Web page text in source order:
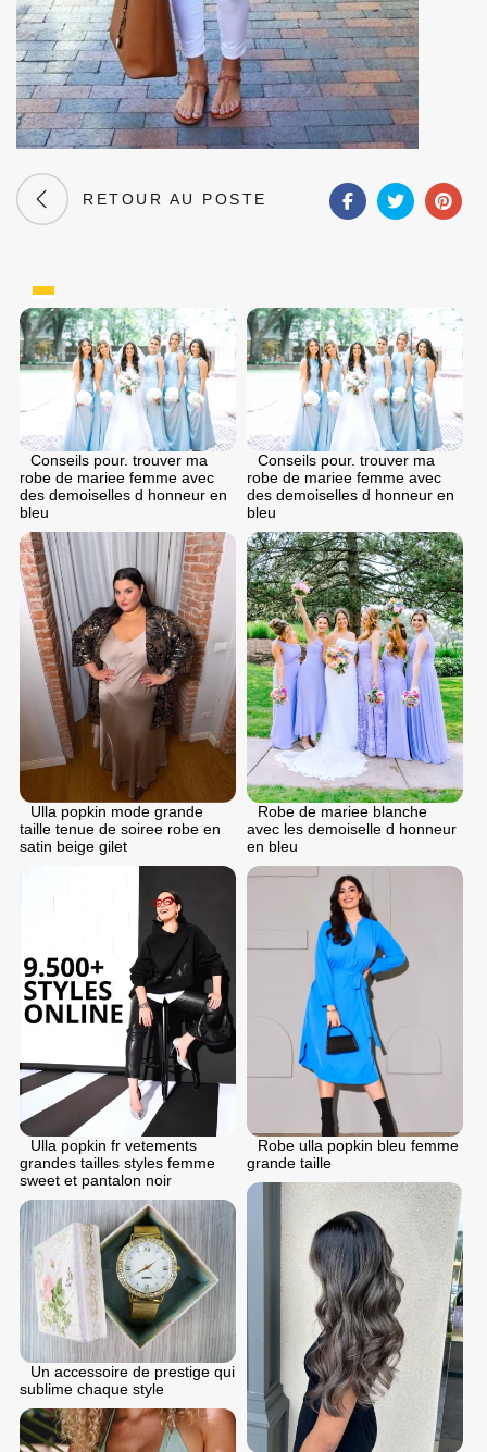
RETOUR AU POSTE
Conseils pour. trouver ma
robe de mariee femme avec
des demoiselles d honneur en
bleu
Conseils pour. trouver ma
robe de mariee femme avec
des demoiselles d honneur en
bleu
Ulla popkin mode grande
taille tenue de soiree robe en
satin beige gilet
Robe de mariee blanche
avec les demoiselle d honneur
en bleu
Ulla popkin fr vetements
grandes tailles styles femme
sweet et pantalon noir
Robe ulla popkin bleu femme
grande taille
Un accessoire de prestige qui
sublime chaque style